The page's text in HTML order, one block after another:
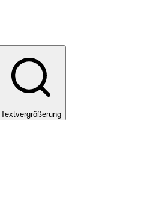
Textvergrößerung